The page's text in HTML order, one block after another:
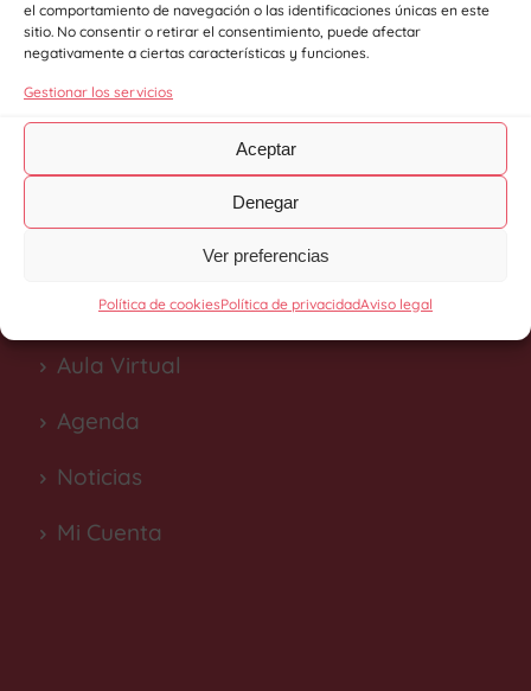
el comportamiento de navegación o las identificaciones únicas en este
sitio. No consentir o retirar el consentimiento, puede afectar
negativamente a ciertas características y funciones.
Gestionar los servicios
Aceptar
Denegar
Ver preferencias
Política de cookiesPolítica de privacidadAviso legal
Sobre Nosotros
Recursos Humanos
Empresas Colaboradoras
Secretaría Virtual
Aula Virtual
Agenda
Noticias
Mi Cuenta